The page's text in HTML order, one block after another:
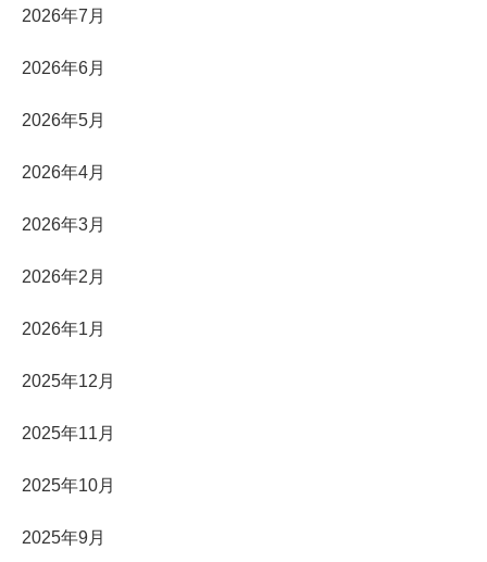
2026年7月
2026年6月
2026年5月
2026年4月
2026年3月
2026年2月
2026年1月
2025年12月
2025年11月
2025年10月
2025年9月